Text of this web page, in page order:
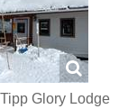
Glory Lodge